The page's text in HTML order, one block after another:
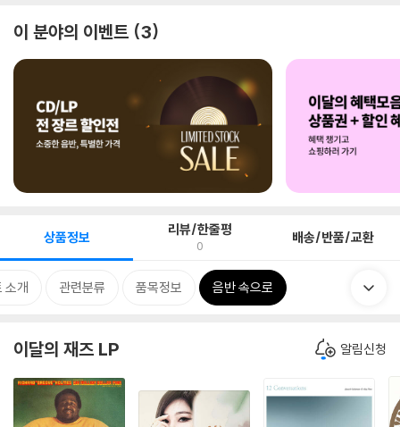
이 분야의 이벤트 3
상품정보 리뷰/한줄평
0 배송/반품/교환
소개 관련분류 품목정보 음반 속으로
이달의 재즈 LP 알림신청